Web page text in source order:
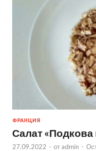
ФРАНЦИЯ
Салат «Подкова
27.09.2022 - от admin -